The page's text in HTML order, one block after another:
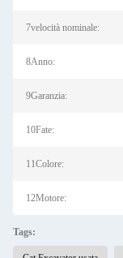
7velocità nominale:
8Anno:
9Garanzia:
10Fate:
11Colore:
12Motore:
Tags: